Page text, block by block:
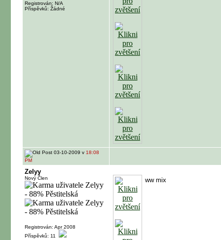
Registrován: N/A
Příspěvků: Žádné
03-10-2009 v 18:08
PM
Zelyy
Nový Člen
Registrován: Apr 2008
Příspěvků: 11
ww mix